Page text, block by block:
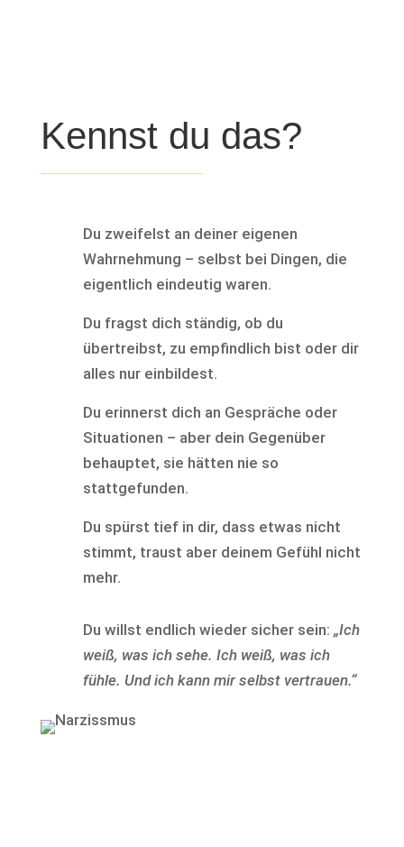
Kennst du das?
Du zweifelst an deiner eigenen
Wahrnehmung – selbst bei Dingen, die
eigentlich eindeutig waren.
Du fragst dich ständig, ob du
übertreibst, zu empfindlich bist oder dir
alles nur einbildest.
Du erinnerst dich an Gespräche oder
Situationen – aber dein Gegenüber
behauptet, sie hätten nie so
stattgefunden.
Du spürst tief in dir, dass etwas nicht
stimmt, traust aber deinem Gefühl nicht
mehr.
Du willst endlich wieder sicher sein: „Ich
weiß, was ich sehe. Ich weiß, was ich
fühle. Und ich kann mir selbst vertrauen.“